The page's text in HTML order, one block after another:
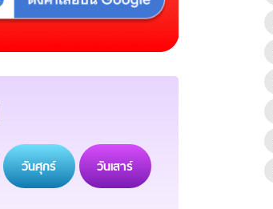
วันศุกร์ วันเสาร์